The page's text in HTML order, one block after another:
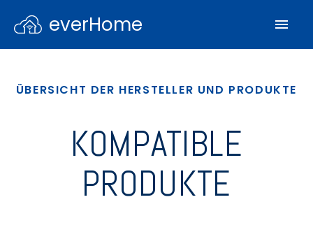
everHome
ÜBERSICHT DER HERSTELLER UND PRODUKTE
KOMPATIBLE
PRODUKTE